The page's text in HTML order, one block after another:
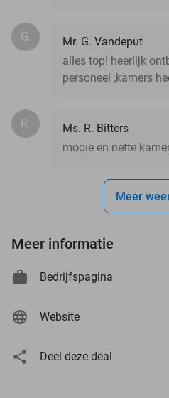
G.
Mr. G. Vandeput
alles top! heerlijk
personeel ,kamers
R.
Ms. R. Bitters
mooie en nette
Meer
Meer informatie
Bedrijfspagina
Website
Deel deze deal